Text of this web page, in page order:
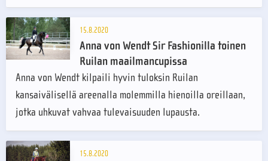
15.8.2020
Anna von Wendt Sir Fashionilla toinen
Ruilan maailmancupissa
Anna von Wendt kilpaili hyvin tuloksin Ruilan
kansaivälisellä areenalla molemmilla hienoilla oreillaan,
jotka uhkuvat vahvaa tulevaisuuden lupausta.
15.8.2020